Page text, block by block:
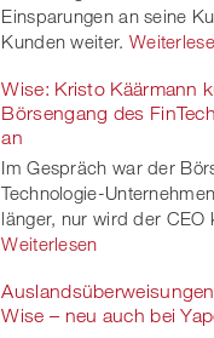
Einsparungen an seine
Kunden weiter.
Wise: Kristo Käärmann
Börsengang des
an
Im Gespräch war der
Technologie-
länger, nur wird der CEO
Weiterlesen
Wise – neu auch bei